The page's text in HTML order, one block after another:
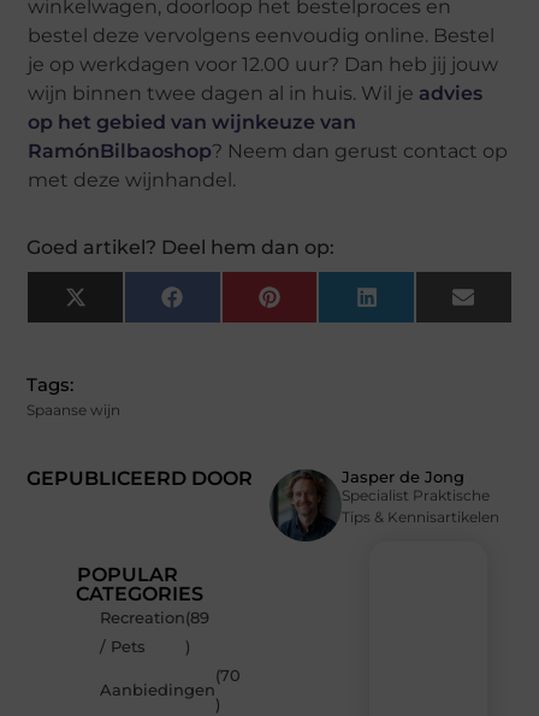
winkelwagen, doorloop het bestelproces en
bestel deze vervolgens eenvoudig online. Bestel
je op werkdagen voor 12.00 uur? Dan heb jij jouw
wijn binnen twee dagen al in huis. Wil je advies
op het gebied van wijnkeuze van
RamónBilbaoshop? Neem dan gerust contact op
met deze wijnhandel.
Goed artikel? Deel hem dan op:
X
(Twitter)
Facebook Pinterest LinkedIn Email
GEPUBLICEERD DOOR Jasper de Jong
Specialist Praktische
Tips & Kennisartikelen
Tags:
Spaanse wijn
POPULAR
CATEGORIES
Recreation
/ Pets
(89
)
Aanbiedingen
(70
)